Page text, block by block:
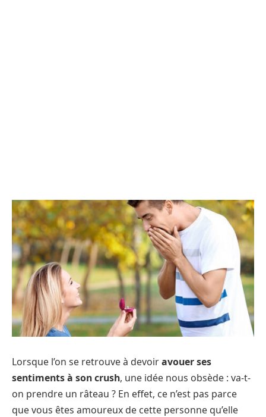
Lorsque l’on se retrouve à devoiravouer ses
sentiments à son crush, une idée nous obsède : va-t-
on prendre un râteau ? En effet, ce n’est pas parce
que vous êtes amoureux de cette personne qu’elle